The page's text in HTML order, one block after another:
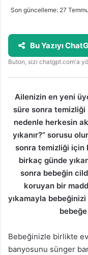
Son güncelleme: 27
Bu Yazıyı
Buton, sizi chatgpt.com'a
Ailenizin en yeni
süre sonra temizliği
nedenle herkesin
yıkanır?” sorusu
sonra temizliği için
birkaç günde
sonra bebeğin
koruyan bir
yıkamayla
bebeğe
Bebeğinizle birlikte
banyosunu sünger